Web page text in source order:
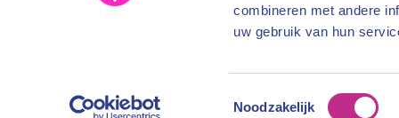
combineren met andere
uw gebruik van hun
Toestemmingsselectie
Noodzakelijk
Over BFT
Digin